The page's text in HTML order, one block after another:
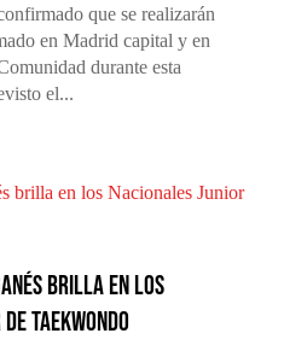
que se realizarán
en Madrid capital y en
durante esta
el...
brilla en los
Taekwondo